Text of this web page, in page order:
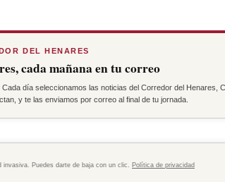
DEL HENARES
cada mañana en tu correo
día seleccionamos las noticias del Corredor del Henares,
y te las enviamos por correo al final de tu jornada.
Puedes darte de baja con un clic. Política de privacidad